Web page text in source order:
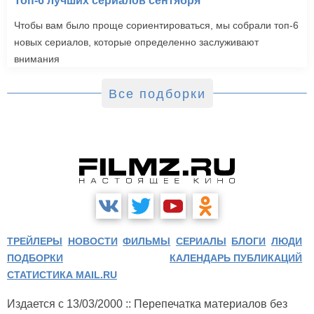
Чтобы вам было проще сориентироваться, мы собрали топ-6
новых сериалов, которые определенно заслуживают
внимания
Все подборки
ТРЕЙЛЕРЫ НОВОСТИ ФИЛЬМЫ СЕРИАЛЫ БЛОГИ ЛЮДИ
ПОДБОРКИ
КАЛЕНДАРЬ ПУБЛИКАЦИЙ
СТАТИСТИКА MAIL.RU
Издается с 13/03/2000 :: Перепечатка материалов без